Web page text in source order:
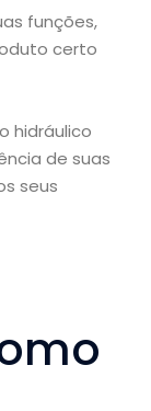
funções,
certo
hidráulico
de suas
seus